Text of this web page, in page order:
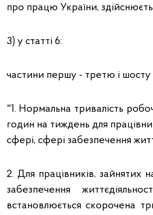
про працю України,
3) у статті 6:
частини першу - третю і шосту
"1. Нормальна тривалість
годин на тиждень для
сфері, сфері забезпечення
2. Для працівників, зайнятих
забезпечення
встановлюється скорочена